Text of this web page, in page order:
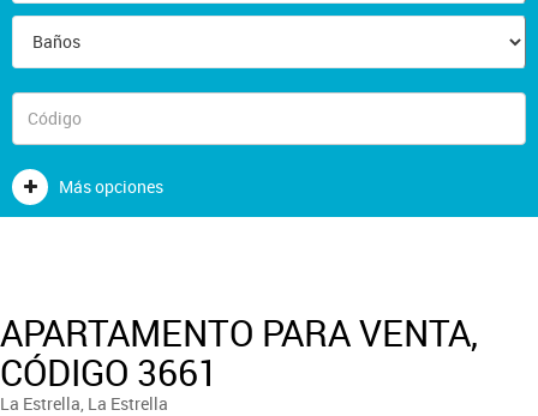
Más opciones
APARTAMENTO PARA VENTA,
CÓDIGO 3661
La Estrella, La Estrella